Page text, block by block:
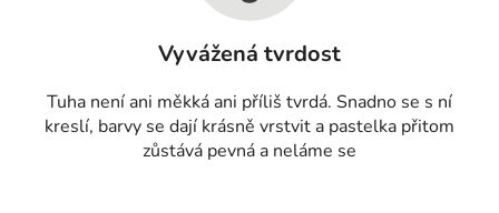
Vyvážená tvrdost
Tuha není ani měkká ani příliš tvrdá. Snadno se s ní
kreslí, barvy se dají krásně vrstvit a pastelka přitom
zůstává pevná a neláme se